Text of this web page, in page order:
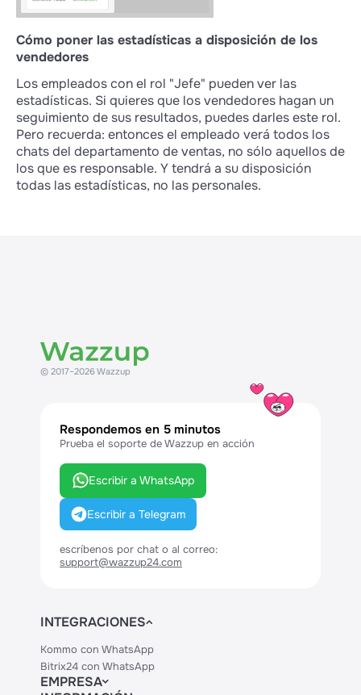
Cómo poner las estadísticas a disposición de los
vendedores
Los empleados con el rol "Jefe" pueden ver las
estadísticas. Si quieres que los vendedores hagan un
seguimiento de sus resultados, puedes darles este rol.
Pero recuerda: entonces el empleado verá todos los
chats del departamento de ventas, no sólo aquellos de
los que es responsable. Y tendrá a su disposición
todas las estadísticas, no las personales.
© 2017–2026 Wazzup
Respondemos en 5 minutos
Prueba el soporte de Wazzup en acción
Escribir a WhatsApp
Escribir a Telegram
escríbenos por chat o al correo:
support@wazzup24.com
INTEGRACIONES
Kommo con WhatsApp
Bitrix24 con WhatsApp
EMPRESA